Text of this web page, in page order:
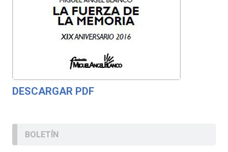
DESCARGAR PDF
BOLETÍN